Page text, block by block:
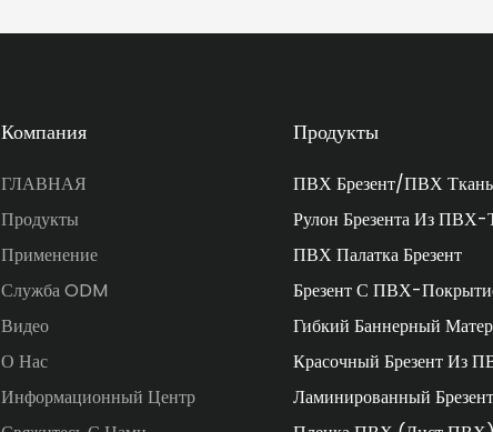
Компания
ГЛАВНАЯ
Продукты
Применение
Служба ODM
Видео
О Нас
Информационный Центр
Продукты
ПВХ Брезент/ПВХ Ткань
Рулон Брезента Из ПВХ-
ПВХ Палатка Брезент
Брезент С ПВХ-
Гибкий Баннерный
Красочный Брезент Из
Ламинированный